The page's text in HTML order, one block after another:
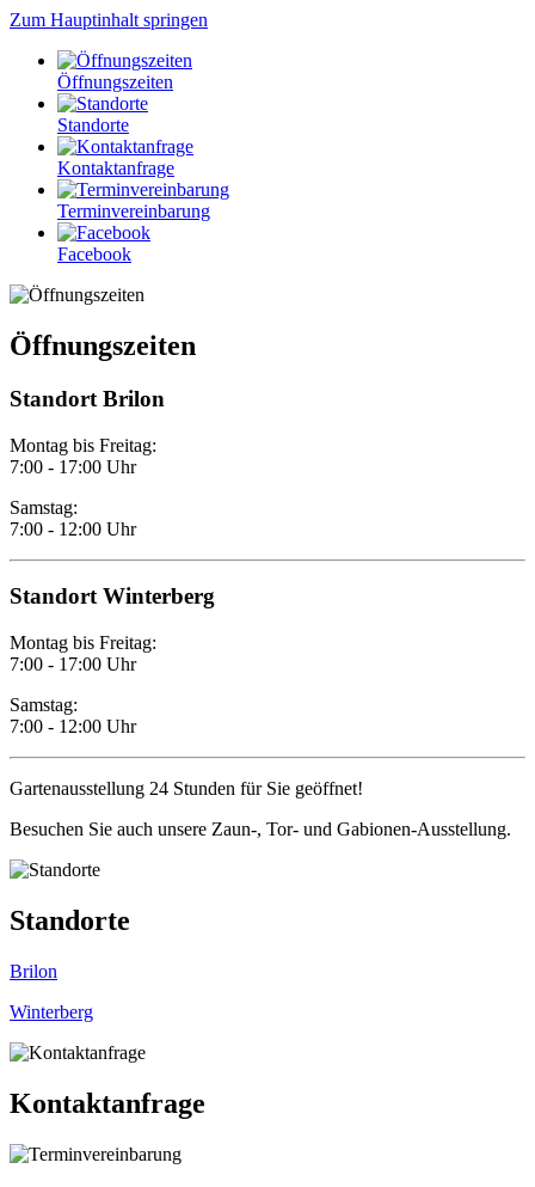
Zum Hauptinhalt springen
Öffnungszeiten
Standorte
Kontaktanfrage
Terminvereinbarung
Facebook
Öffnungszeiten
Standort Brilon
Montag bis Freitag:
7:00 - 17:00 Uhr
Samstag:
7:00 - 12:00 Uhr
Standort Winterberg
Montag bis Freitag:
7:00 - 17:00 Uhr
Samstag:
7:00 - 12:00 Uhr
Gartenausstellung 24 Stunden für Sie geöffnet!
Besuchen Sie auch unsere Zaun-, Tor- und Gabionen-Ausstellung.
Standorte
Brilon
Winterberg
Kontaktanfrage